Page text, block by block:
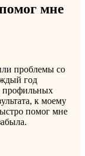
мне
проблемы со
год
профильных
к моему
помог мне